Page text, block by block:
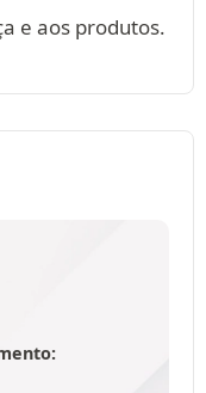
e aos produtos.